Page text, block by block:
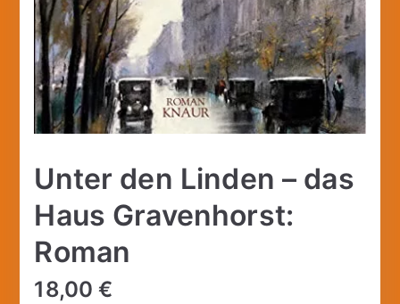
Unter den Linden – das
Haus Gravenhorst:
Roman
18,00€